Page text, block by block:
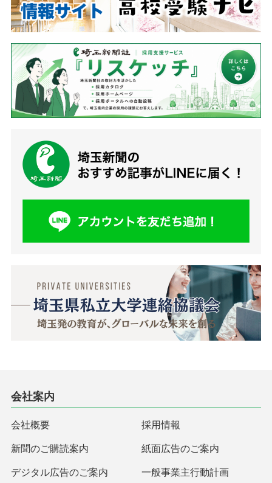
会社案内
会社概要 採用情報
新聞のご購読案内 紙面広告のご案内
デジタル広告のご案内 一般事業主行動計画